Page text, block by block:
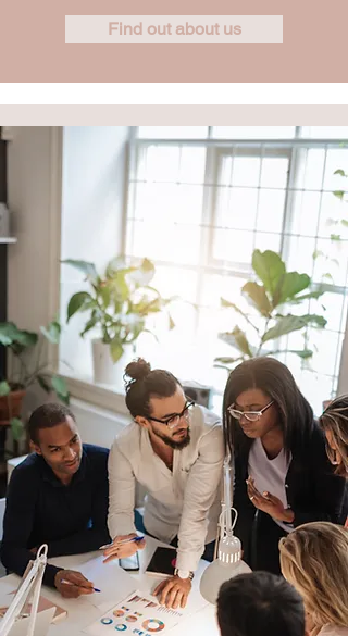
Find out about us